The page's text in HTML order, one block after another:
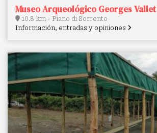
Museo Arqueológico Georges Vallet
10.8 km - Piano di Sorrento
Información, entradas y opiniones